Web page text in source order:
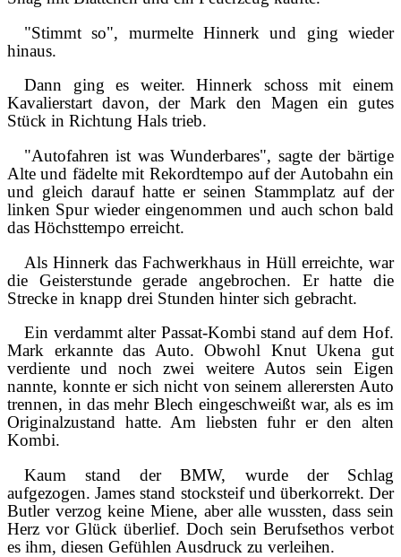
"Stimmt so", murmelte Hinnerk und ging wieder
hinaus.
Dann ging es weiter. Hinnerk schoss mit einem
Kavalierstart davon, der Mark den Magen ein gutes
Stück in Richtung Hals trieb.
"Autofahren ist was Wunderbares", sagte der bärtige
Alte und fädelte mit Rekordtempo auf der Autobahn ein
und gleich darauf hatte er seinen Stammplatz auf der
linken Spur wieder eingenommen und auch schon bald
das Höchsttempo erreicht.
Als Hinnerk das Fachwerkhaus in Hüll erreichte, war
die Geisterstunde gerade angebrochen. Er hatte die
Strecke in knapp drei Stunden hinter sich gebracht.
Ein verdammt alter Passat-Kombi stand auf dem Hof.
Mark erkannte das Auto. Obwohl Knut Ukena gut
verdiente und noch zwei weitere Autos sein Eigen
nannte, konnte er sich nicht von seinem allerersten Auto
trennen, in das mehr Blech eingeschweißt war, als es im
Originalzustand hatte. Am liebsten fuhr er den alten
Kombi.
Kaum stand der BMW, wurde der Schlag
aufgezogen. James stand stocksteif und überkorrekt. Der
Butler verzog keine Miene, aber alle wussten, dass sein
Herz vor Glück überlief. Doch sein Berufsethos verbot
es ihm, diesen Gefühlen Ausdruck zu verleihen.